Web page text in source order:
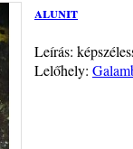
alunit
Leírás:
Lelőhely: